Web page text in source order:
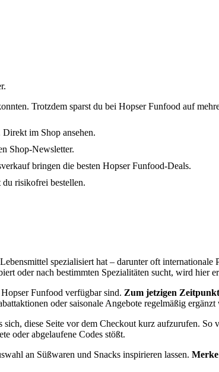
Trotzdem sparst du bei Hopser Funfood auf
im Shop ansehen.
Shop-Newsletter.
bringen die besten Hopser Funfood-Deals.
risikofrei bestellen.
spezialisiert hat – darunter oft
oder nach bestimmten Spezialitäten sucht, wird hier
Funfood verfügbar sind. Zum jetzigen
oder saisonale Angebote regelmäßig
diese Seite vor dem Checkout kurz aufzurufen.
oder abgelaufene Codes stößt.
an Süßwaren und Snacks inspirieren lassen. Merke